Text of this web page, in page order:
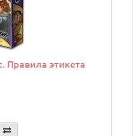
Правила этикета